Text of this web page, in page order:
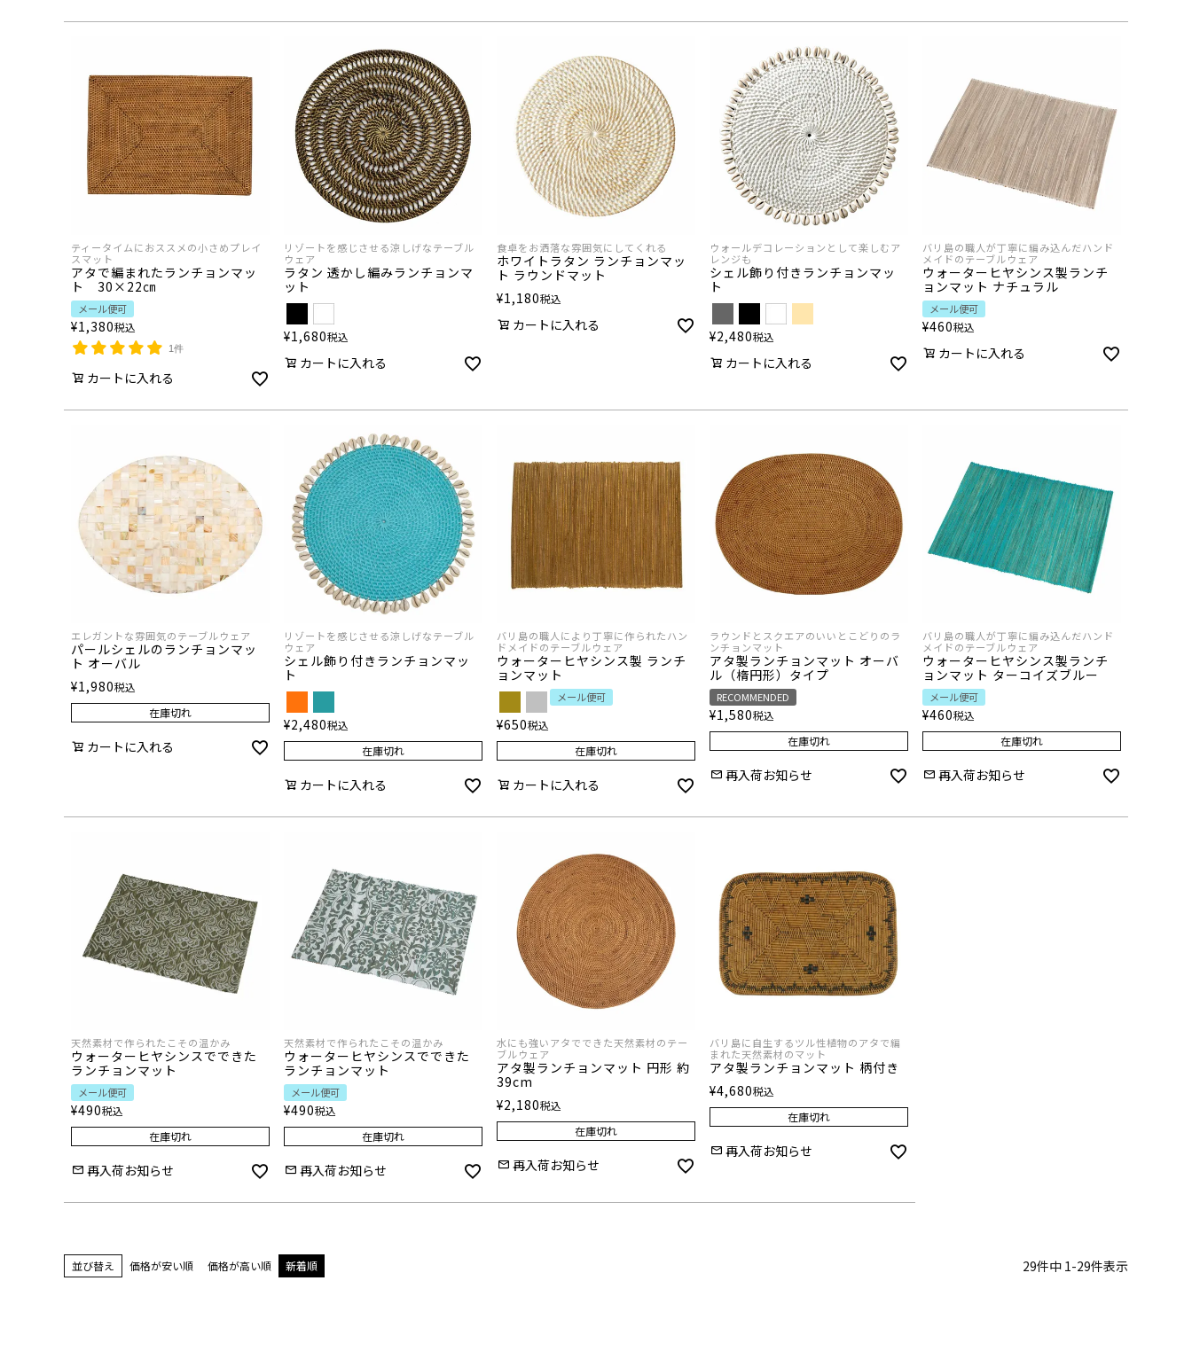
ティータイムにおススメの小さめプレイ
スマット
アタで編まれたランチョンマッ
ト 30×22㎝
メール便可
¥1,380税込
1件
カートに入れる
リゾートを感じさせる涼しげなテーブル
ウェア
ラタン 透かし編みランチョンマ
ット
¥1,680税込
カートに入れる
食卓をお洒落な雰囲気にしてくれる
ホワイトラタン ランチョンマッ
ト ラウンドマット
¥1,180税込
カートに入れる
ウォールデコレーションとして楽しむア
レンジも
シェル飾り付きランチョンマッ
ト
¥2,480税込
カートに入れる
バリ島の職人が丁寧に編み込んだハンド
メイドのテーブルウェア
ウォーターヒヤシンス製ランチ
ョンマット ナチュラル
メール便可
¥460税込
カートに入れる
エレガントな雰囲気のテーブルウェア
パールシェルのランチョンマッ
ト オーバル
¥1,980税込
在庫切れ
カートに入れる
リゾートを感じさせる涼しげなテーブル
ウェア
シェル飾り付きランチョンマッ
ト
¥2,480税込
在庫切れ
カートに入れる
バリ島の職人により丁寧に作られたハン
ドメイドのテーブルウェア
ウォーターヒヤシンス製 ランチ
ョンマット
メール便可
¥650税込
在庫切れ
カートに入れる
ラウンドとスクエアのいいとこどりのラ
ンチョンマット
アタ製ランチョンマット オーバ
ル（楕円形）タイプ
RECOMMENDED
¥1,580税込
在庫切れ
再入荷お知らせ
バリ島の職人が丁寧に編み込んだハンド
メイドのテーブルウェア
ウォーターヒヤシンス製ランチ
ョンマット ターコイズブルー
メール便可
¥460税込
在庫切れ
再入荷お知らせ
天然素材で作られたこその温かみ
ウォーターヒヤシンスでできた
ランチョンマット
メール便可
¥490税込
在庫切れ
再入荷お知らせ
天然素材で作られたこその温かみ
ウォーターヒヤシンスでできた
ランチョンマット
メール便可
¥490税込
在庫切れ
再入荷お知らせ
水にも強いアタでできた天然素材のテー
ブルウェア
アタ製ランチョンマット 円形 約
39cm
¥2,180税込
在庫切れ
再入荷お知らせ
バリ島に自生するツル性植物のアタで編
まれた天然素材のマット
アタ製ランチョンマット 柄付き
¥4,680税込
在庫切れ
再入荷お知らせ
並び替え 価格が安い順 価格が高い順 新着順 29件中 1-29件表示